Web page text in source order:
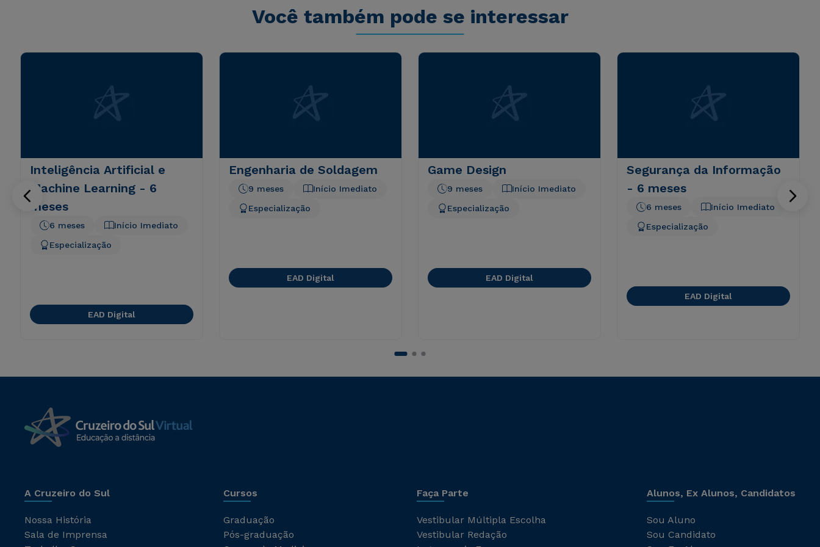
Você também pode se interessar
Inteligência Artificial e
Machine Learning - 6
meses
Início Imediato
6 meses
Especialização
EAD Digital
Engenharia de Soldagem
Início Imediato
9 meses
Especialização
EAD Digital
Game Design
Início Imediato
9 meses
Especialização
EAD Digital
Segurança da Informação
- 6 meses
Início Imediato
6 meses
Especialização
EAD Digital
A Cruzeiro do Sul
Nossa História
Sala de Imprensa
Cursos
Graduação
Pós-graduação
Faça Parte
Vestibular Múltipla Escolha
Vestibular Redação
Alunos, Ex Alunos, Candidatos
Sou Aluno
Sou Candidato